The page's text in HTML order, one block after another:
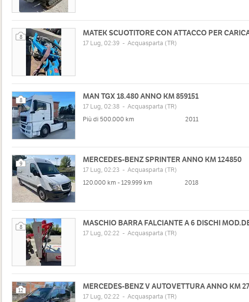
8 MATEK SCUOTITORE CON ATTACCO PER
17 Lug, 02:39 - Acquasparta (TR)
8 MAN TGX 18.480 ANNO KM 859151
17 Lug, 02:38 - Acquasparta (TR)
Più di 500.000 km
2011
9 MERCEDES-BENZ SPRINTER ANNO KM 124850
17 Lug, 02:23 - Acquasparta (TR)
120.000 km - 129.999 km
2018
8 MASCHIO BARRA FALCIANTE A 6 DISCHI
17 Lug, 02:22 - Acquasparta (TR)
12 MERCEDES-BENZ V AUTOVETTURA ANNO KM
17 Lug, 02:22 - Acquasparta (TR)